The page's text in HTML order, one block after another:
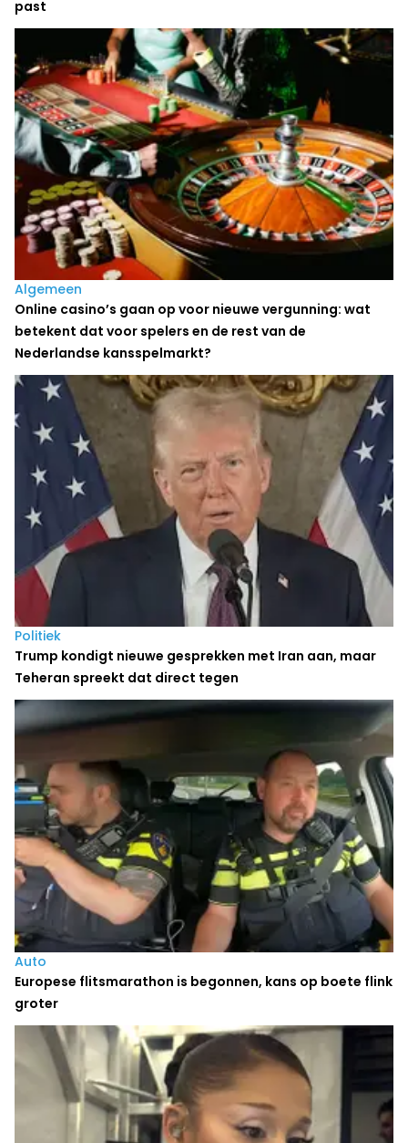
past
Algemeen
Online casino’s gaan op voor nieuwe vergunning: wat
betekent dat voor spelers en de rest van de
Nederlandse kansspelmarkt?
Politiek
Trump kondigt nieuwe gesprekken met Iran aan, maar
Teheran spreekt dat direct tegen
Auto
Europese flitsmarathon is begonnen, kans op boete flink
groter